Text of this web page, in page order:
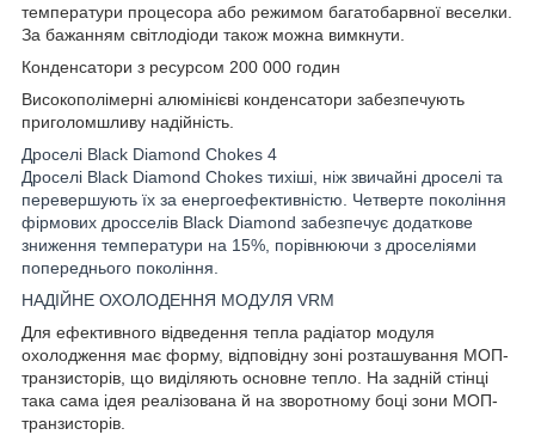
температури процесора або режимом багатобарвної веселки.
За бажанням світлодіоди також можна вимкнути.
Конденсатори з ресурсом 200 000 годин
Високополімерні алюмінієві конденсатори забезпечують
приголомшливу надійність.
Дроселі Black Diamond Chokes 4
Дроселі Black Diamond Chokes тихіші, ніж звичайні дроселі та
перевершують їх за енергоефективністю. Четверте покоління
фірмових дросселів Black Diamond забезпечує додаткове
зниження температури на 15%, порівнюючи з дроселіями
попереднього покоління.
НАДІЙНЕ ОХОЛОДЕННЯ МОДУЛЯ VRM
Для ефективного відведення тепла радіатор модуля
охолодження має форму, відповідну зоні розташування МОП-
транзисторів, що виділяють основне тепло. На задній стінці
така сама ідея реалізована й на зворотному боці зони МОП-
транзисторів.